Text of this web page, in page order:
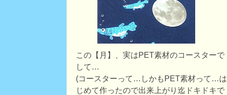
この【月】、実はPET素材のコースターで
して…
(コースターって…しかもPET素材って…は
じめて作ったので出来上がり迄ドキドキで